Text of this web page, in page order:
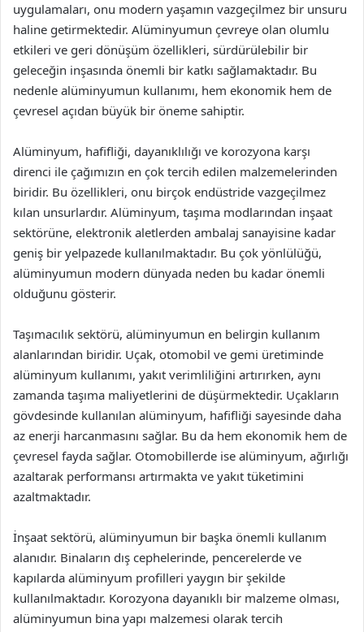
uygulamaları, onu modern yaşamın vazgeçilmez bir unsuru
haline getirmektedir. Alüminyumun çevreye olan olumlu
etkileri ve geri dönüşüm özellikleri, sürdürülebilir bir
geleceğin inşasında önemli bir katkı sağlamaktadır. Bu
nedenle alüminyumun kullanımı, hem ekonomik hem de
çevresel açıdan büyük bir öneme sahiptir.
Alüminyum, hafifliği, dayanıklılığı ve korozyona karşı
direnci ile çağımızın en çok tercih edilen malzemelerinden
biridir. Bu özellikleri, onu birçok endüstride vazgeçilmez
kılan unsurlardır. Alüminyum, taşıma modlarından inşaat
sektörüne, elektronik aletlerden ambalaj sanayisine kadar
geniş bir yelpazede kullanılmaktadır. Bu çok yönlülüğü,
alüminyumun modern dünyada neden bu kadar önemli
olduğunu gösterir.
Taşımacılık sektörü, alüminyumun en belirgin kullanım
alanlarından biridir. Uçak, otomobil ve gemi üretiminde
alüminyum kullanımı, yakıt verimliliğini artırırken, aynı
zamanda taşıma maliyetlerini de düşürmektedir. Uçakların
gövdesinde kullanılan alüminyum, hafifliği sayesinde daha
az enerji harcanmasını sağlar. Bu da hem ekonomik hem de
çevresel fayda sağlar. Otomobillerde ise alüminyum, ağırlığı
azaltarak performansı artırmakta ve yakıt tüketimini
azaltmaktadır.
İnşaat sektörü, alüminyumun bir başka önemli kullanım
alanıdır. Binaların dış cephelerinde, pencerelerde ve
kapılarda alüminyum profilleri yaygın bir şekilde
kullanılmaktadır. Korozyona dayanıklı bir malzeme olması,
alüminyumun bina yapı malzemesi olarak tercih